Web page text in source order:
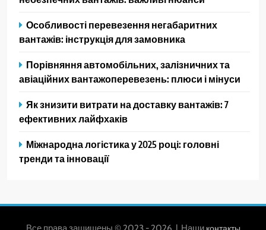
Особливості перевезення негабаритних
вантажів: інструкція для замовника
Порівняння автомобільних, залізничних та
авіаційних вантажоперевезень: плюси і мінуси
Як знизити витрати на доставку вантажів: 7
ефективних лайфхаків
Міжнародна логістика у 2025 році: головні
тренди та інновації